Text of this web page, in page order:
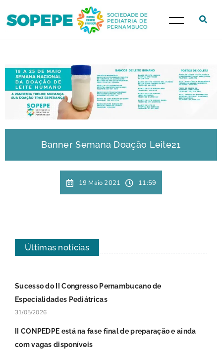
Banner Semana Doação Leite21
19 Maio 2021 11:59
Últimas notícias
Sucesso do II Congresso Pernambucano de
Especialidades Pediátricas
31/05/2026
II CONPEDPE está na fase final de preparação e ainda
com vagas disponíveis